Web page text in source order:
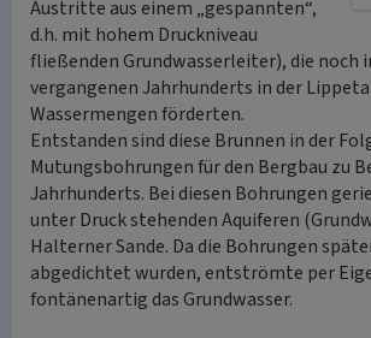
Austritte aus einem „gespannten“,
d.h. mit hohem Druckniveau
fließenden Grundwasserleiter), die noch
vergangenen Jahrhunderts in der
Wassermengen förderten.
Entstanden sind diese Brunnen in der
Mutungsbohrungen für den Bergbau zu
Jahrhunderts. Bei diesen Bohrungen
unter Druck stehenden Aquiferen
Halterner Sande. Da die Bohrungen
abgedichtet wurden, entströmte per
fontänenartig das Grundwasser.